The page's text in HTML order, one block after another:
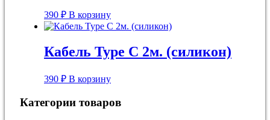
390 ₽ В корзину
Кабель Type С 2м. (силикон)
390 ₽ В корзину
Категории товаров